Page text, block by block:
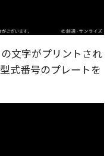
文字がプリントされ
式番号のプレートを